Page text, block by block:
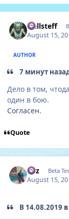
Hellsteff
August 15,
AUTHOR
7 минут
Дело в том,
один в бою.
Согласен.
Quote
Miz Beta
August 15,
В 14.08.2019